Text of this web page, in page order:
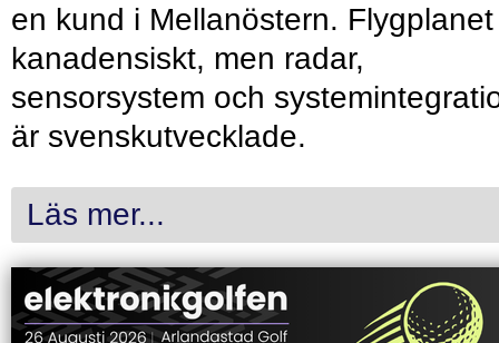
en kund i Mellanöstern.
kanadensiskt, men radar,
sensorsystem och
är svenskutvecklade.
Läs mer...